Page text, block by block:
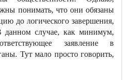
понимать, что они обязаны
до логического завершения,
случае, как минимум,
заявление в
Тут мало просто говорить,